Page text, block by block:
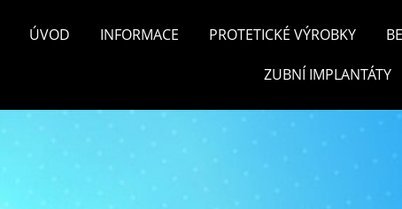
ÚVOD INFORMACE PROTETICKÉ VÝROBKY
ZUBNÍ IMPLANTÁTY